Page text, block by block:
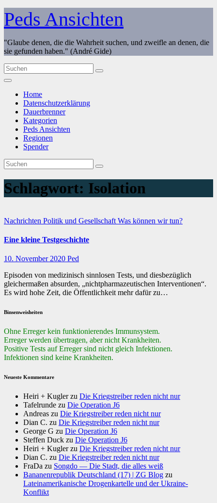
Zum
Inhalt
springen
Peds Ansichten
"Glaube denen, die die Wahrheit suchen, und zweifle an denen, die
sie gefunden haben." (André Gide)
Home
Datenschutzerklärung
Dauerbrenner
Kategorien
Peds Ansichten
Regionen
Spender
Schlagwort: Isolation
Nachrichten Politik und Gesellschaft Was können wir tun?
Eine kleine Testgeschichte
10. November 2020 Ped
Episoden von medizinisch sinnlosen Tests, und diesbezüglich
gleichermaßen absurden, „nichtpharmazeutischen Interventionen“.
Es wird hohe Zeit, die Öffentlichkeit mehr dafür zu…
Binsenweisheiten
Ohne Erreger kein funktionierendes Immunsystem.
Erreger werden übertragen, aber nicht Krankheiten.
Positive Tests auf Erreger sind nicht gleich Infektionen.
Infektionen sind keine Krankheiten.
Neueste Kommentare
Heiri + Kuglerzu Die Kriegstreiber reden nicht nur
Tafelrunde zu Die Operation J6
Andreas zu Die Kriegstreiber reden nicht nur
Dian C. zu Die Kriegstreiber reden nicht nur
George G zu Die Operation J6
Steffen Duck zu Die Operation J6
Heiri + Kuglerzu Die Kriegstreiber reden nicht nur
Dian C. zu Die Kriegstreiber reden nicht nur
FraDa zu Songdo — Die Stadt, die alles weiß
Bananenrepublik Deutschland (17) | ZG Blog zu
Lateinamerikanische Drogenkartelle und der Ukraine-
Konflikt